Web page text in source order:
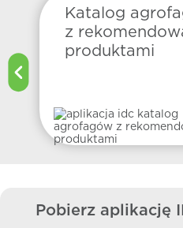
Katalog
z
produktami
Pobierz aplikację